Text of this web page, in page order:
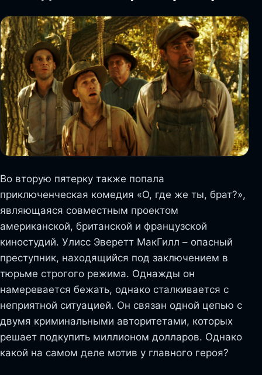
Во вторую пятерку также попала
приключенческая комедия «О, где же ты, брат?»,
являющаяся совместным проектом
американской, британской и французской
киностудий. Улисс Эверетт МакГилл – опасный
преступник, находящийся под заключением в
тюрьме строгого режима. Однажды он
намеревается бежать, однако сталкивается с
неприятной ситуацией. Он связан одной цепью с
двумя криминальными авторитетами, которых
решает подкупить миллионом долларов. Однако
какой на самом деле мотив у главного героя?